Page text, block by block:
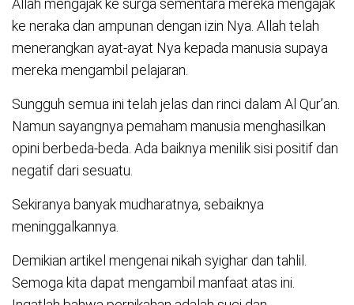
Allah mengajak ke surga sementara mereka mengajak
ke neraka dan ampunan dengan izin Nya. Allah telah
menerangkan ayat-ayat Nya kepada manusia supaya
mereka mengambil pelajaran.
Sungguh semua ini telah jelas dan rinci dalam Al Qur’an.
Namun sayangnya pemaham manusia menghasilkan
opini berbeda-beda. Ada baiknya menilik sisi positif dan
negatif dari sesuatu.
Sekiranya banyak mudharatnya, sebaiknya
meninggalkannya.
Demikian artikel mengenai nikah syighar dan tahlil.
Semoga kita dapat mengambil manfaat atas ini.